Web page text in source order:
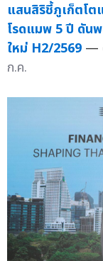
แสนสิริชี้ภูเก็ตโต
โรดแมพ 5 ปี ดัน
ใหม่ H2/2569 —
ก.ค.